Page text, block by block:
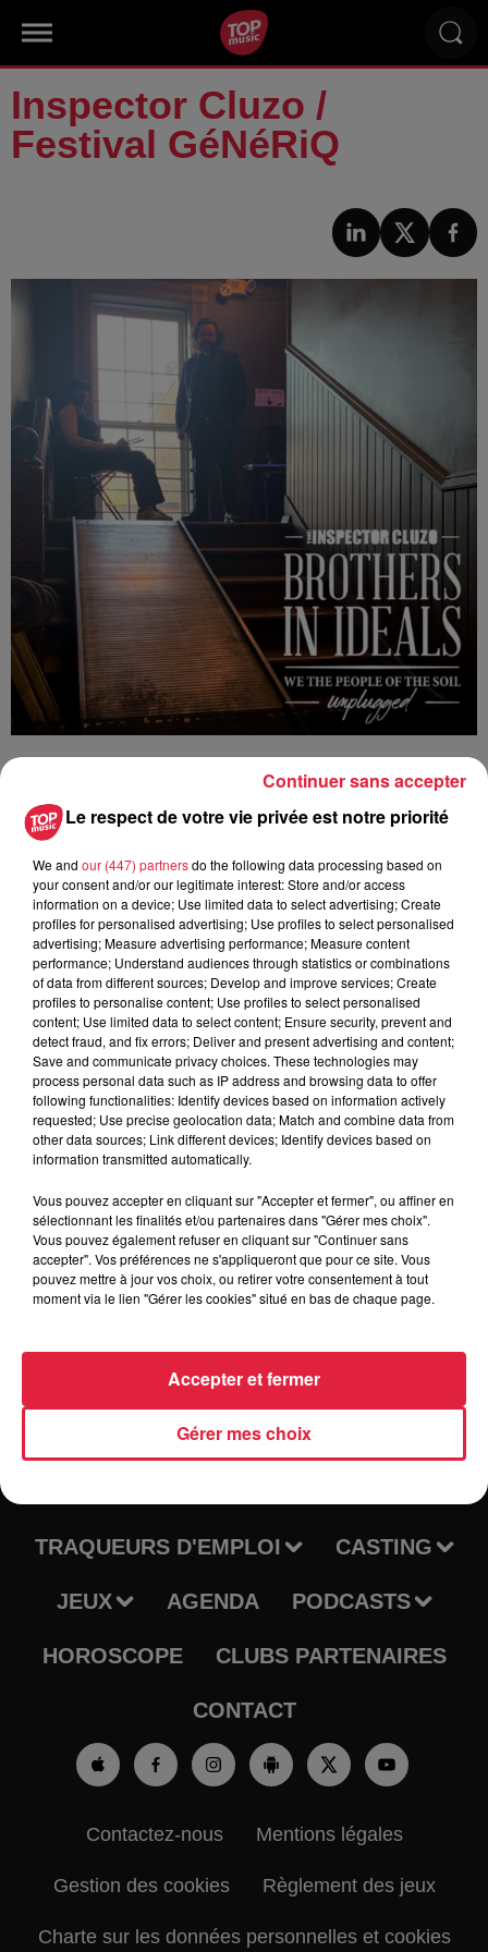
Inspector Cluzo /
Festival GéNéRiQ
Date
du6 février 2020 à 0h00
au6 février 2020 à 0h00
Lieu La Cité du Train - MULHOUSE (68)
Organisateur
http://www.noumatrouff.fr/prochains-
concerts/the-inspector-cluzo-unplugged
Tarif Gratuit
TRAQUEURS D'EMPLOI CASTING
JEUX AGENDA PODCASTS
HOROSCOPE CLUBS PARTENAIRES
CONTACT
Contactez-nous Mentions légales
Gestion des cookies Règlement des jeux
Charte sur les données personnelles et cookies
Le respect de votre vie privée est notre priorité
We and our (447) partnersdo the following data processing based on
your consent and/or our legitimate interest: Store and/or access
information on a device; Use limited data to select advertising; Create
profiles for personalised advertising; Use profiles to select personalised
advertising; Measure advertising performance; Measure content
performance; Understand audiences through statistics or combinations
of data from different sources; Develop and improve services; Create
profiles to personalise content; Use profiles to select personalised
content; Use limited data to select content; Ensure security, prevent and
detect fraud, and fix errors; Deliver and present advertising and content;
Save and communicate privacy choices. These technologies may
process personal data such as IP address and browsing data to offer
following functionalities: Identify devices based on information actively
requested; Use precise geolocation data; Match and combine data from
other data sources; Link different devices; Identify devices based on
information transmitted automatically.
Vous pouvez accepter en cliquant sur "Accepter et fermer", ou affiner en
sélectionnant les finalités et/ou partenaires dans "Gérer mes choix".
Vous pouvez également refuser en cliquant sur "Continuer sans
accepter". Vos préférences ne s'appliqueront que pour ce site. Vous
pouvez mettre à jour vos choix, ou retirer votre consentement à tout
moment via le lien "Gérer les cookies" situé en bas de chaque page.
Gérer mes choix
Accepter et fermer
Continuer sans accepter